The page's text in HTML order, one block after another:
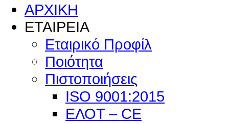
ΑΡΧΙΚΗ
ΕΤΑΙΡΕΙΑ
Εταιρικό Προφίλ
Ποιότητα
Πιστοποιήσεις
ISO 9001:2015
ΕΛΟΤ – CE